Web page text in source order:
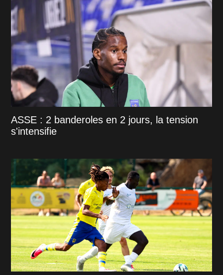
ASSE : 2 banderoles en 2 jours, la tension
s'intensifie